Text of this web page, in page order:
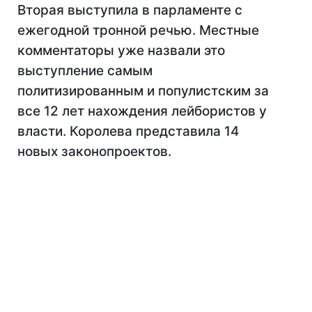
Вторая выступила в парламенте с
ежегодной тронной речью. Местные
комментаторы уже назвали это
выступление самым
политизированным и популистским за
все 12 лет нахождения лейбористов у
власти. Королева представила 14
новых законопроектов.